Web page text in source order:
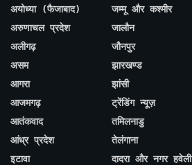
अयोध्या (फैजाबाद)
अरुणाचल प्रदेश
अलीगढ़
असम
आगरा
आजमगढ़
आतंकवाद
आंध्र प्रदेश
इटावा
जम्मू और कश्मीर
जालौन
जौनपुर
झारखण्ड
झांसी
ट्रेंडिंग न्यूज़
तमिलनाडु
तेलंगाना
दादरा और नगर हवेली